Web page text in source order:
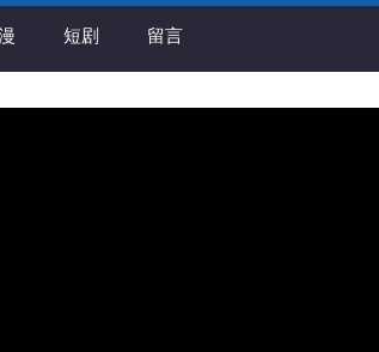
短剧 留言